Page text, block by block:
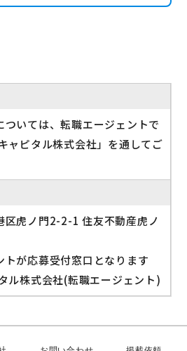
ついては、転職エージェントで
ャピタル株式会社」を通してご
虎ノ門2-2-1 住友不動産虎ノ
が応募受付窓口となります
ル株式会社(転職エージェント)